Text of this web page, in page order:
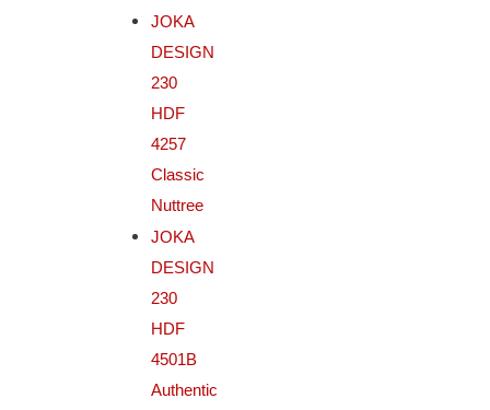
JOKA
DESIGN
230
HDF
4257
Classic
Nuttree
JOKA
DESIGN
230
HDF
4501B
Authentic